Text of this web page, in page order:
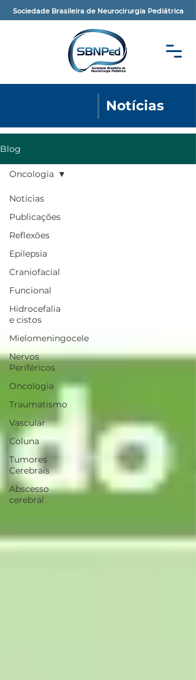
Sociedade Brasileira de Neurocirurgia Pediátrica
Notícias
Blog
Notícias
Publicações
Reflexões
Epilepsia
Craniofacial
Funcional
Hidrocefalia
e cistos
Mielomeningocele
Nervos
Periféricos
Oncologia
Traumatismo
Vascular
Coluna
Tumores
Cerebrais
Abscesso
cerebral
Oncologia